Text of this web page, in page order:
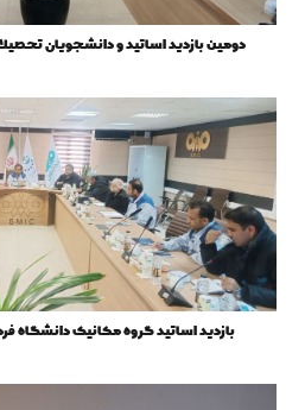
دومین بازدید اساتید و دانشجویان
بازدید اساتید گروه مکانیک دانشگاه